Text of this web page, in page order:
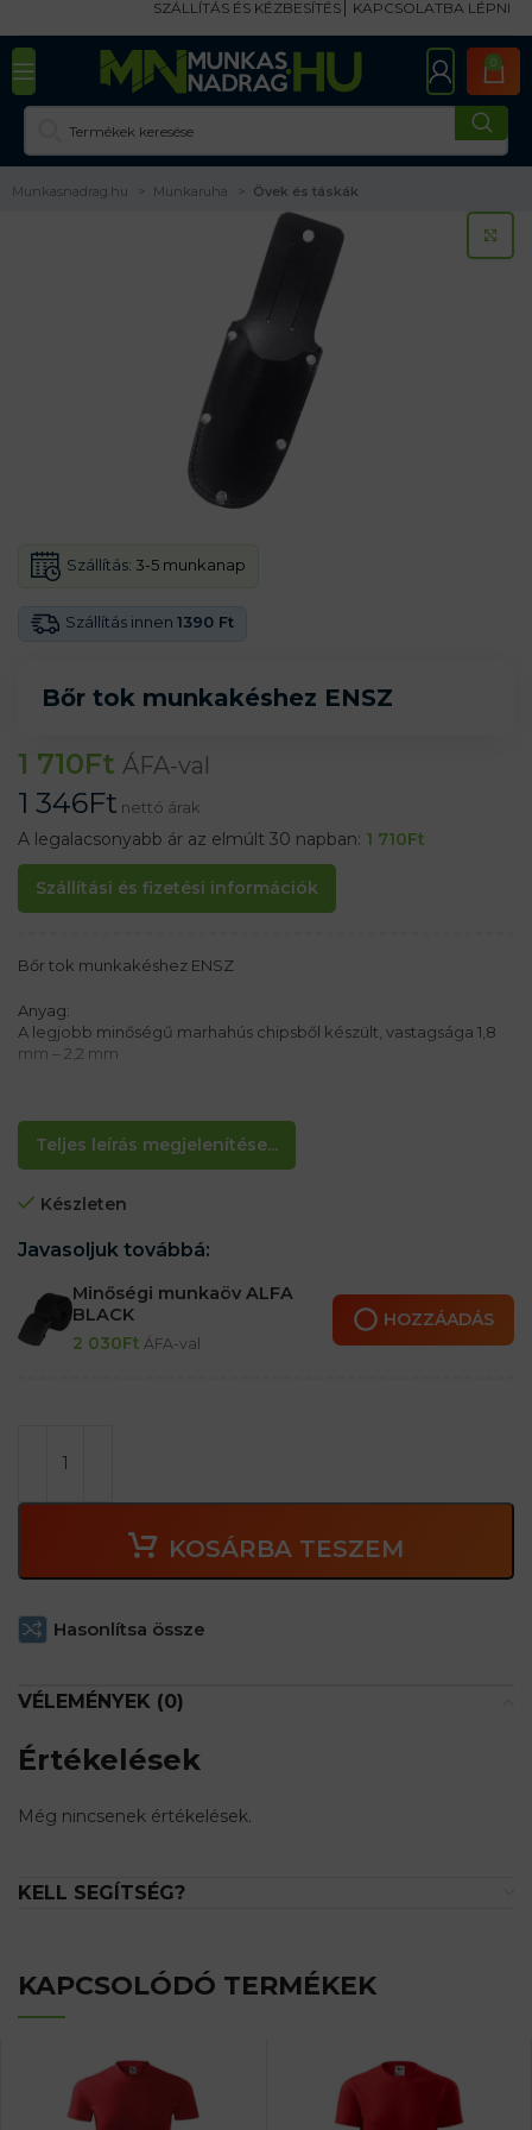
SZÁLLÍTÁS ÉS KÉZBESÍTÉS KAPCSOLATBA LÉPNI
0
Munkasnadrag.hu Munkaruha Övek és táskák
Bőr tok munkakéshez ENSZ
Szállítás innen 1390 Ft
Szállítás: 3-5 munkanap
1 710Ft ÁFA-val
1 346Ft nettó árak
A legalacsonyabb ár az elmúlt 30 napban: 1 710Ft
Szállítási és fizetési információk
Teljes leírás megjelenítése...
Bőr tok munkakéshez ENSZ
Anyag:
A legjobb minőségű marhahús chipsből készült, vastagsága 1,8
mm – 2,2 mm
– Öv késtartó
– Szegecsekkel megerősítve
– Kézzel készült
Készleten
Javasoljuk továbbá:
Minőségi munkaöv ALFA
BLACK
2 030Ft ÁFA-val
HOZZÁADÁS
KOSÁRBA TESZEM
Hasonlítsa össze
VÉLEMÉNYEK (0)
Értékelések
Még nincsenek értékelések.
KELL SEGÍTSÉG?
KAPCSOLÓDÓ TERMÉKEK